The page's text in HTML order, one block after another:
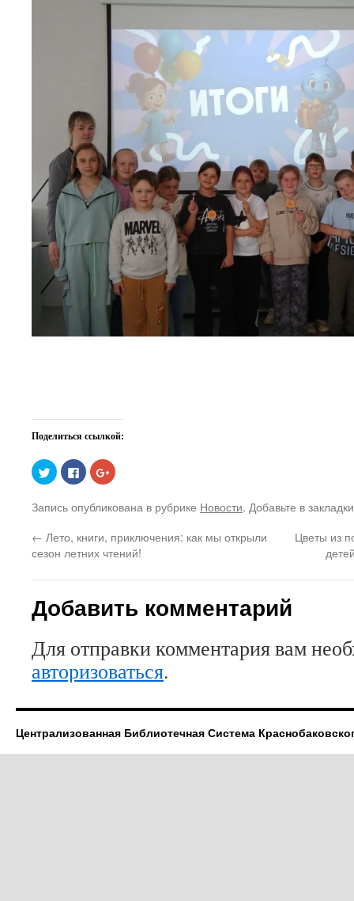
Поделиться ссылкой:
Нажмите,
чтобы
поделиться
Twitter
(Открывается
новом
окне)
Нажмите
здесь,
чтобы
контентом
на
(Открывается
в
новом
Нажмите,
чтобы
Google+
(Открывается
новом
окне)
Запись опубликована в рубрике Новости. Добавьте в
← Лето, книги, приключения: как мы открыли
сезон летних чтений!
Цветы из
Добавить комментарий
Для отправки комментария вам
авторизоваться.
Централизованная Библиотечная Система